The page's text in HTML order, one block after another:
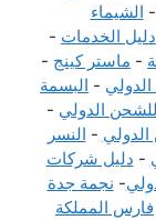
- الشيماء
دليل الخدمات -
- ماستر كينج -
- البسمة
الدولي -
- النسر
- دليل شركات
- نجمة جدة
فارس المملكة